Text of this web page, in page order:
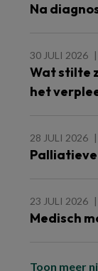
Na
30 JULI 2026
Wat stilte
het
28 JULI 2026
23 JULI 2026
Medisch
Toon meer